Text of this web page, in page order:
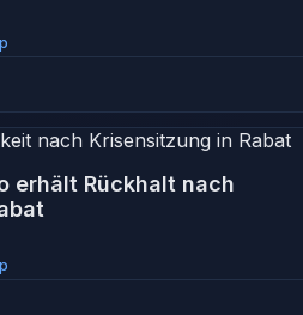
erhält Rückhalt nach